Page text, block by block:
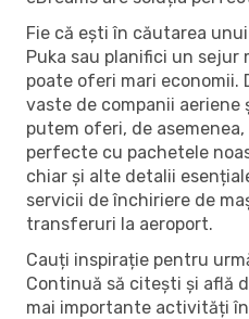
Fie că ești în căutarea
Puka sau planifici un sejur
poate oferi mari economii.
vaste de companii
putem oferi, de
perfecte cu pachetele
chiar și alte detalii
servicii de închiriere de
transferuri la aeroport.
Cauți inspirație pentru
Continuă să citești și află
mai importante activități